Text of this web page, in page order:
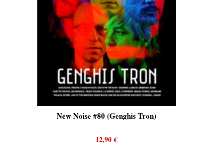
New Noise #80 (Genghis Tron)
12,90€